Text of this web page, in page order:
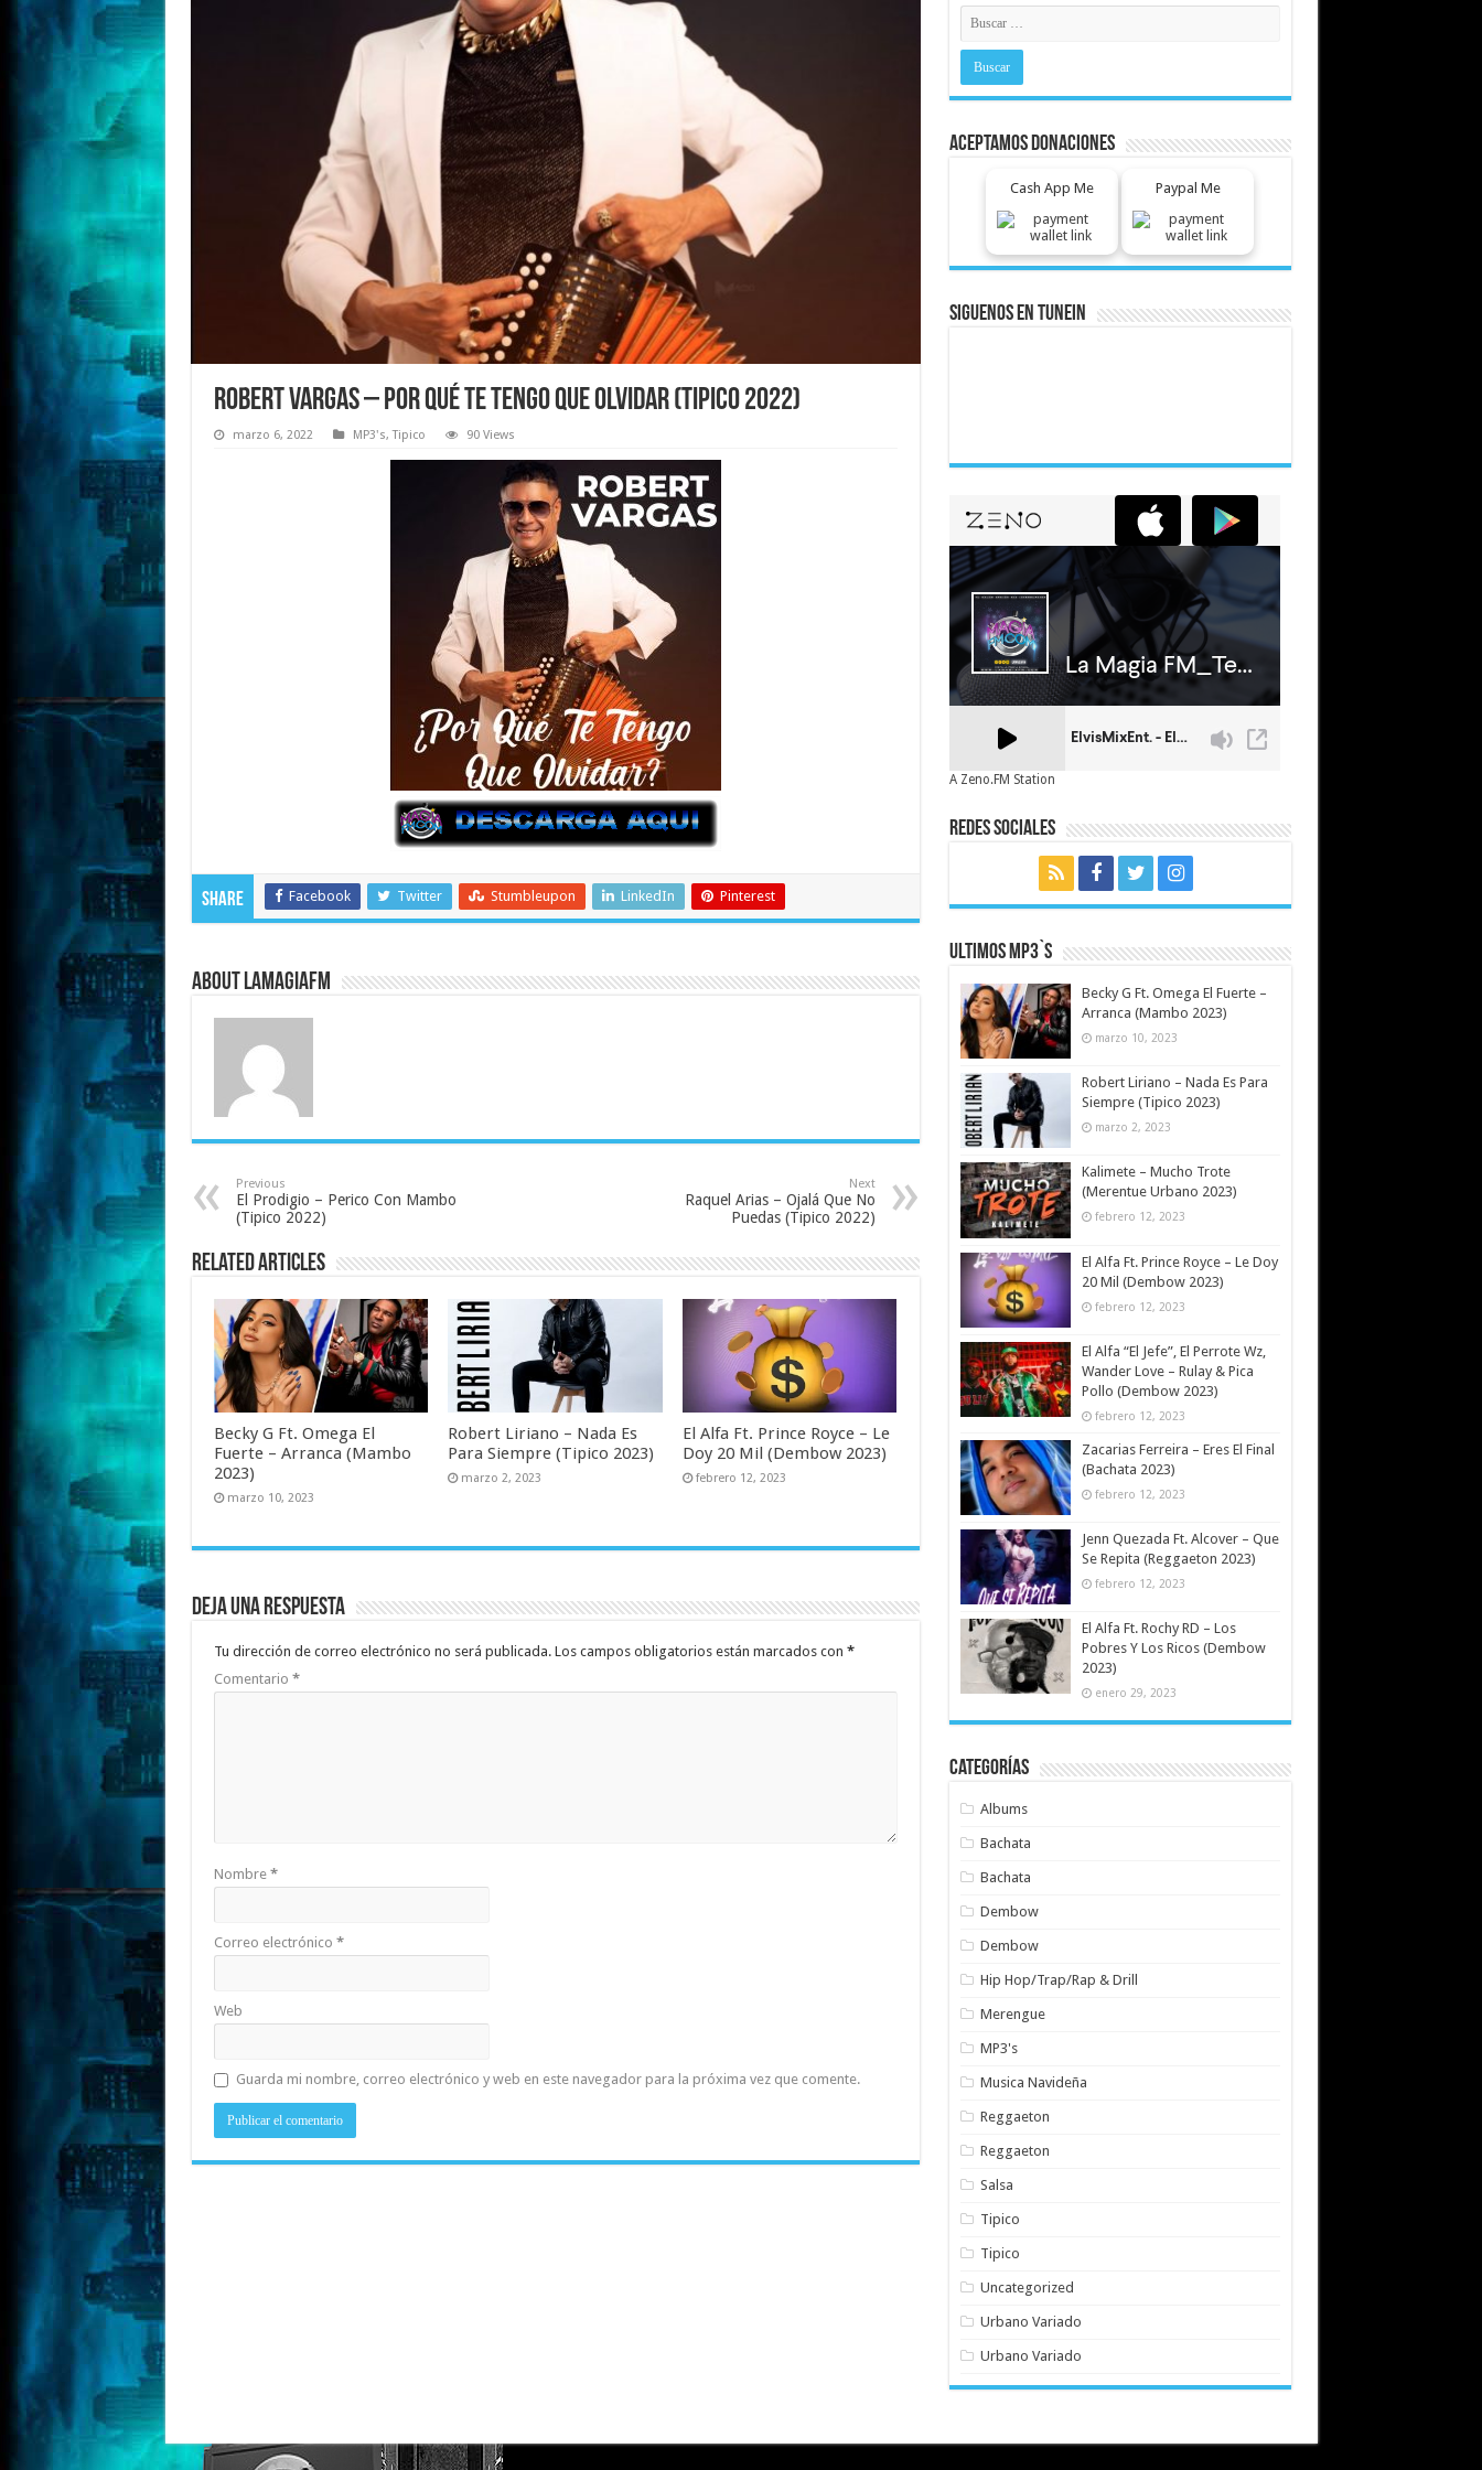
Robert Vargas – Por Qué Te Tengo Que Olvidar (Tipico 2022)
marzo 6, 2022 MP3's,Tipico 90 Views
Share Facebook Twitter Stumbleupon LinkedIn Pinterest
About LaMagiaFM
Previous
El Prodigio – Perico Con Mambo
(Tipico 2022)
Next
Raquel Arias – Ojalá Que No
Puedas (Tipico 2022)
Related Articles
Becky G Ft. Omega El
Fuerte – Arranca (Mambo
2023)
marzo 10, 2023
Robert Liriano – Nada Es
Para Siempre (Tipico 2023)
marzo 2, 2023
El Alfa Ft. Prince Royce – Le
Doy 20 Mil (Dembow 2023)
febrero 12, 2023
Deja una respuesta
Tu dirección de correo electrónico no será publicada. Los campos obligatorios están marcados con *
Comentario *
Nombre *
Correo electrónico *
Web
Guarda mi nombre, correo electrónico y web en este navegador para la próxima vez que comente.
Aceptamos Donaciones
Cash App Me Paypal Me
Siguenos En Tunein
A Zeno.FM Station
Redes Sociales
Ultimos MP3`s
Becky G Ft. Omega El Fuerte –
Arranca (Mambo 2023)
marzo 10, 2023
Robert Liriano – Nada Es Para
Siempre (Tipico 2023)
marzo 2, 2023
Kalimete – Mucho Trote
(Merentue Urbano 2023)
febrero 12, 2023
El Alfa Ft. Prince Royce – Le Doy
20 Mil (Dembow 2023)
febrero 12, 2023
El Alfa “El Jefe”, El Perrote Wz,
Wander Love – Rulay & Pica
Pollo (Dembow 2023)
febrero 12, 2023
Zacarias Ferreira – Eres El Final
(Bachata 2023)
febrero 12, 2023
Jenn Quezada Ft. Alcover – Que
Se Repita (Reggaeton 2023)
febrero 12, 2023
El Alfa Ft. Rochy RD – Los
Pobres Y Los Ricos (Dembow
2023)
enero 29, 2023
Categorías
Albums
Bachata
Bachata
Dembow
Dembow
Hip Hop/Trap/Rap & Drill
Merengue
MP3's
Musica Navideña
Reggaeton
Reggaeton
Salsa
Tipico
Tipico
Uncategorized
Urbano Variado
Urbano Variado